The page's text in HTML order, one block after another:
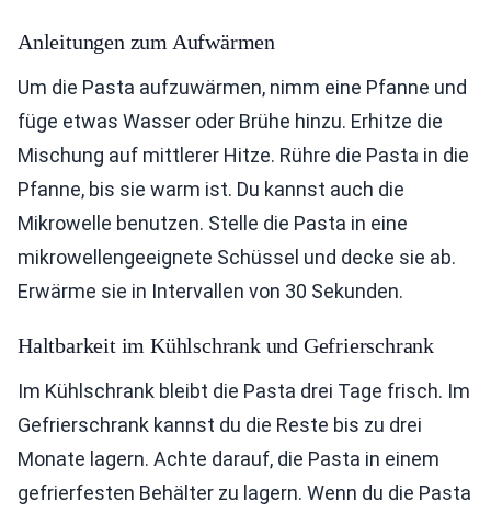
Anleitungen zum Aufwärmen
Um die Pasta aufzuwärmen, nimm eine Pfanne und
füge etwas Wasser oder Brühe hinzu. Erhitze die
Mischung auf mittlerer Hitze. Rühre die Pasta in die
Pfanne, bis sie warm ist. Du kannst auch die
Mikrowelle benutzen. Stelle die Pasta in eine
mikrowellengeeignete Schüssel und decke sie ab.
Erwärme sie in Intervallen von 30 Sekunden.
Haltbarkeit im Kühlschrank und Gefrierschrank
Im Kühlschrank bleibt die Pasta drei Tage frisch. Im
Gefrierschrank kannst du die Reste bis zu drei
Monate lagern. Achte darauf, die Pasta in einem
gefrierfesten Behälter zu lagern. Wenn du die Pasta